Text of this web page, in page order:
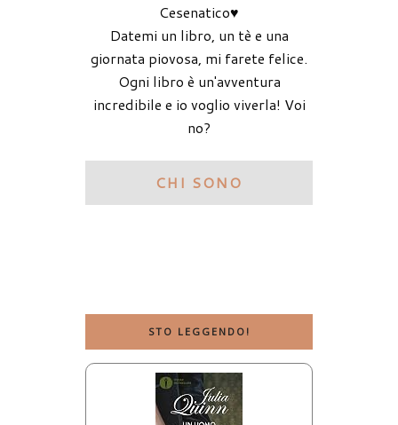
Cesenatico♥
Datemi un libro, un tè e una
giornata piovosa, mi farete felice.
Ogni libro è un'avventura
incredibile e io voglio viverla! Voi
no?
CHI SONO
STO LEGGENDO!